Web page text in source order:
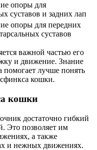
опоры для
суставов и задних лап
опоры для передних
суставов
важной частью его
и движение. Знание
помогает лучше понять
сфинкса кошки.
кошки
достаточно гибкий
Это позволяет им
а также
и нежных движениях.